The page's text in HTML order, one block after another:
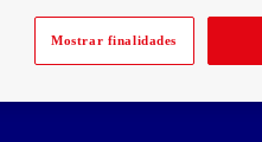
Mostrar finalidades